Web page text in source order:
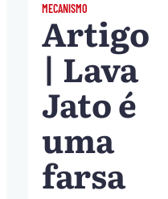
MECANISMO
Artigo
| Lava
Jato é
uma
farsa